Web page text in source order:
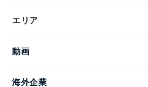
エリア
動画
海外企業